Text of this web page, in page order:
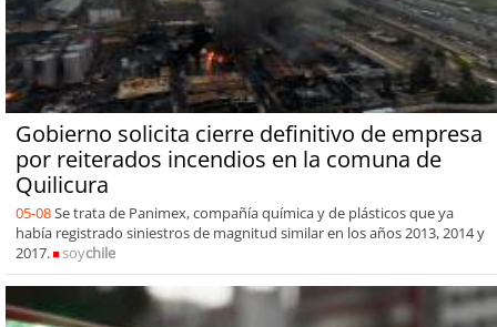
Gobierno solicita cierre definitivo de empresa
por reiterados incendios en la comuna de
Quilicura
05-08Se trata de Panimex, compañía química y de plásticos que ya
había registrado siniestros de magnitud similar en los años 2013, 2014 y
2017.
soychile